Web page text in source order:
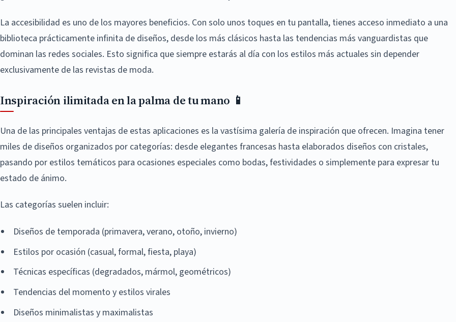
La accesibilidad es uno de los mayores beneficios. Con solo unos toques en tu pantalla, tienes acceso inmediato a una
biblioteca prácticamente infinita de diseños, desde los más clásicos hasta las tendencias más vanguardistas que
dominan las redes sociales. Esto significa que siempre estarás al día con los estilos más actuales sin depender
exclusivamente de las revistas de moda.
Inspiración ilimitada en la palma de tu mano 📱
Una de las principales ventajas de estas aplicaciones es la vastísima galería de inspiración que ofrecen. Imagina tener
miles de diseños organizados por categorías: desde elegantes francesas hasta elaborados diseños con cristales,
pasando por estilos temáticos para ocasiones especiales como bodas, festividades o simplemente para expresar tu
estado de ánimo.
Las categorías suelen incluir:
Diseños de temporada (primavera, verano, otoño, invierno)
Estilos por ocasión (casual, formal, fiesta, playa)
Técnicas específicas (degradados, mármol, geométricos)
Tendencias del momento y estilos virales
Diseños minimalistas y maximalistas